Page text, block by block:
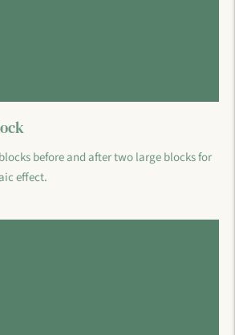
before and after two large blocks for
effect.